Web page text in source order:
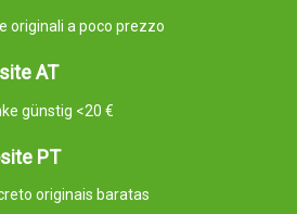
originali a poco prezzo
AT
günstig <20 €
PT
originais baratas